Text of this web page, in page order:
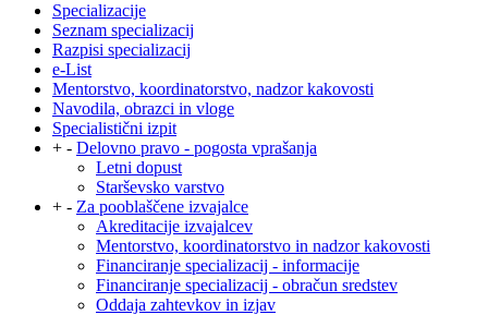
Specializacije
Seznam specializacij
Razpisi specializacij
e-List
Mentorstvo, koordinatorstvo, nadzor kakovosti
Navodila, obrazci in vloge
Specialistični izpit
+ - Delovno pravo - pogosta vprašanja
Letni dopust
Starševsko varstvo
+ - Za pooblaščene izvajalce
Akreditacije izvajalcev
Mentorstvo, koordinatorstvo in nadzor kakovosti
Financiranje specializacij - informacije
Financiranje specializacij - obračun sredstev
Oddaja zahtevkov in izjav